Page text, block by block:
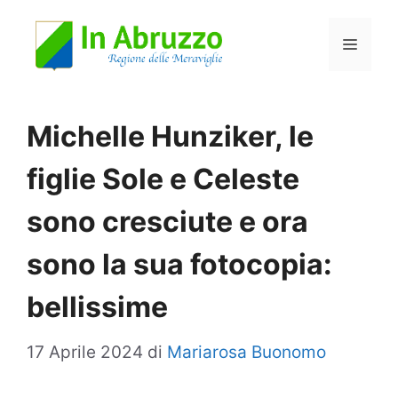
Menu
Michelle Hunziker, le
figlie Sole e Celeste
sono cresciute e ora
sono la sua fotocopia:
bellissime
17 Aprile 2024 di Mariarosa Buonomo